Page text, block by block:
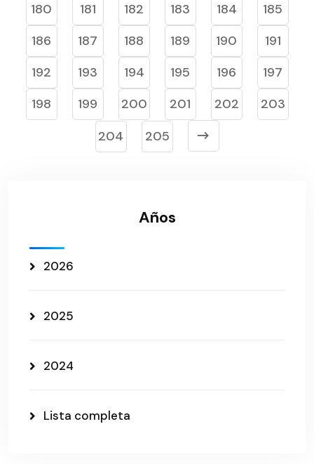
180
181 182 183 184
185
186
187 188 189 190
191
192
193 194 195 196
197
198
199 200 201 202
203
204
205
Años
2026
2025
2024
Lista completa